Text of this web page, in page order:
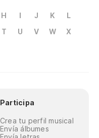
H I J K
L
T U V W
X
Participa
Crea tu perfil musical
Envía álbumes